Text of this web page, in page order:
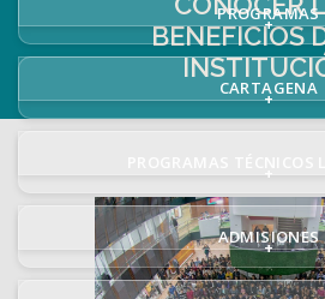
PROGRAMAS
+
CARTAGENA
+
+
ADMISIONES
+
BENEFICIOS